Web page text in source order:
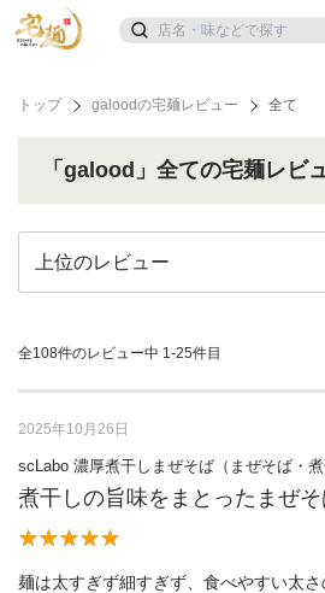
トップ galoodの宅麺レビュー 全て
「galood」全ての宅麺レビ
全108件のレビュー中 1-25件目
2025年10月26日
scLabo 濃厚煮干しまぜそば（まぜそば・煮
煮干しの旨味をまとったまぜ
麺は太すぎず細すぎず、食べやすい太さ